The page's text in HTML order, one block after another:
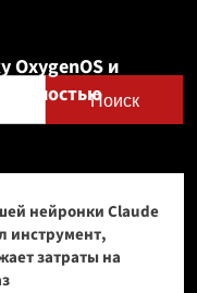
Поиск
OxygenOS и
полностью
нейронки Claude
инструмент,
затраты на